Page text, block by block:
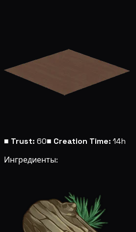
■ Trust: 60■ Creation Time: 14h
Ингредиенты: